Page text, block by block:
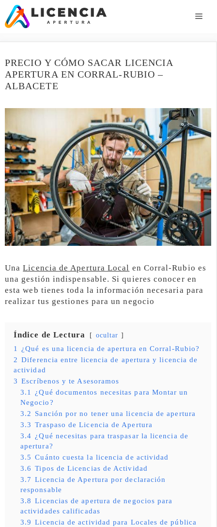
Saltar
contenido
PRECIO Y CÓMO SACAR LICENCIA
APERTURA EN CORRAL-RUBIO –
ALBACETE
UnaLicencia de Apertura Local en Corral-Rubio es
una gestión indispensable. Si quieres conocer en
esta web tienes toda la información necesaria para
realizar tus gestiones para un negocio
Índice de Lectura ocultar
1
¿Qué es una licencia de apertura en Corral-Rubio?
2 Diferencia entre licencia de apertura y licencia de
actividad
3 Escríbenos y te Asesoramos
3.1
¿Qué documentos necesitas para Montar un
Negocio?
3.2 Sanción por no tener una licencia de apertura
3.3 Traspaso de Licencia de Apertura
3.4 ¿Qué necesitas para traspasar la licencia de
apertura?
3.5 Cuánto cuesta la licencia de actividad
3.6 Tipos de Licencias de Actividad
3.7 Licencia de Apertura por declaración
responsable
3.8 Licencias de apertura de negocios para
actividades calificadas
3.9 Licencia de actividad para Locales de pública